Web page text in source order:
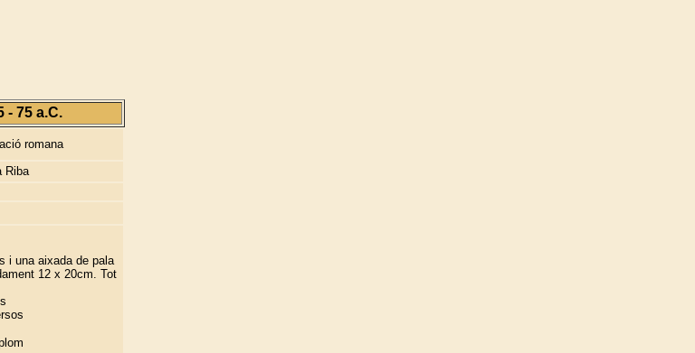
- 75 a.C.
romana
Riba
i una aixada de pala
12 x 20cm. Tot